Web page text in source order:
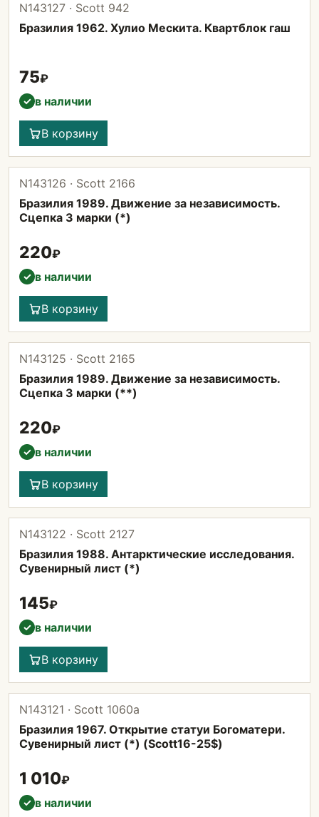
N143127 · Scott 942
Бразилия 1962. Хулио Мескита. Квартблок гаш
75₽
✓ в наличии
В корзину
N143126 · Scott 2166
Бразилия 1989. Движение за независимость.
Сцепка 3 марки (*)
220₽
✓ в наличии
В корзину
N143125 · Scott 2165
Бразилия 1989. Движение за независимость.
Сцепка 3 марки (**)
220₽
✓ в наличии
В корзину
N143122 · Scott 2127
Бразилия 1988. Антарктические исследования.
Сувенирный лист (*)
145₽
✓ в наличии
В корзину
N143121 · Scott 1060а
Бразилия 1967. Открытие статуи Богоматери.
Сувенирный лист (*) (Scott16-25$)
1 010₽
✓ в наличии